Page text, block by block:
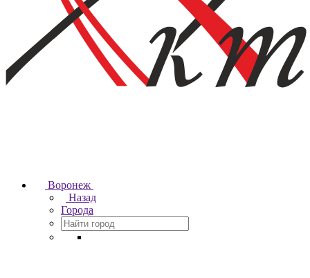
Воронеж
Назад
Города